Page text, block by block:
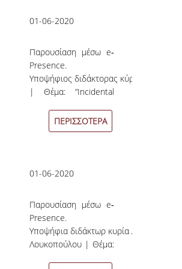
ΕΚΔΗΛΩΣΕΙΣ
ΠΡΟΚΗΡΥΞΕΙΣ
ΕΠΙΚΟΙΝΩΝΙΑ
01-06-2020
Παρουσίαση μέσω e‐
Presence.
Υποψήφιος διδάκτορας κύριος
| Θέμα: “Incidental
Hedonic
Forecasting: The Role
Dimension”
Ηδονικές Προβλέψεις:
ο Ρόλος της
Αβεβαιότητας ως
Διάσταση
Εκτιμήσεως») Δείτε
ΠΕΡΙΣΣΟΤΕΡΑ
01-06-2020
Παρουσίαση μέσω e‐
Presence.
Υποψήφια διδάκτωρ κυρία Αποστολία
Λουκοπούλου | Θέμα: